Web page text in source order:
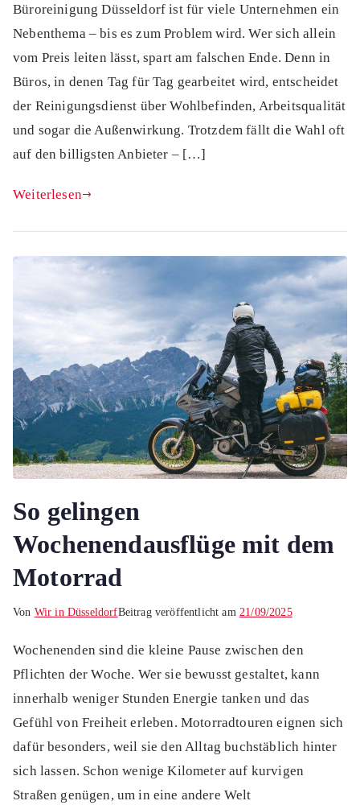
Büroreinigung Düsseldorf ist für viele Unternehmen ein
Nebenthema – bis es zum Problem wird. Wer sich allein
vom Preis leiten lässt, spart am falschen Ende. Denn in
Büros, in denen Tag für Tag gearbeitet wird, entscheidet
der Reinigungsdienst über Wohlbefinden, Arbeitsqualität
und sogar die Außenwirkung. Trotzdem fällt die Wahl oft
auf den billigsten Anbieter – […]
Weiterlesen
So gelingen
Wochenendausflüge mit dem
Motorrad
Von Wir in DüsseldorfBeitrag veröffentlicht am 21/09/2025
Wochenenden sind die kleine Pause zwischen den
Pflichten der Woche. Wer sie bewusst gestaltet, kann
innerhalb weniger Stunden Energie tanken und das
Gefühl von Freiheit erleben. Motorradtouren eignen sich
dafür besonders, weil sie den Alltag buchstäblich hinter
sich lassen. Schon wenige Kilometer auf kurvigen
Straßen genügen, um in eine andere Welt